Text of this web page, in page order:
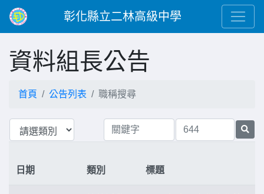
彰化縣立二林高級中學
資料組長公告
首頁 公告列表 職稱搜尋
日期 類別 標題